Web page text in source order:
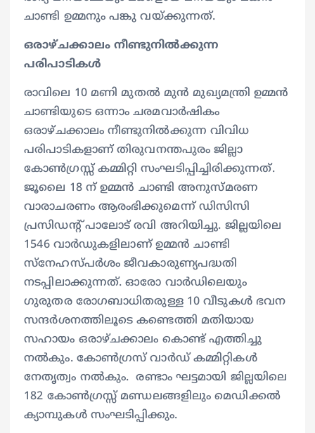
ചാണ്ടി ഉമ്മനും പങ്കു വയ്ക്കുന്നത്.
ഒരാഴ്ചക്കാലം നീണ്ടുനിൽക്കുന്ന
പരിപാടികൾ
രാവിലെ 10 മണി മുതൽ മുന്‍ മുഖ്യമന്ത്രി ഉമ്മന്‍
ചാണ്ടിയുടെ ഒന്നാം ചരമവാര്‍ഷികം
ഒരാഴ്ചക്കാലം നീണ്ടുനില്‍ക്കുന്ന വിവിധ
പരിപാടികളാണ് തിരുവനന്തപുരം ജില്ലാ
കോണ്‍ഗ്രസ്സ് കമ്മിറ്റി സംഘടിപ്പിച്ചിരിക്കുന്നത്.
ജൂലൈ 18 ന് ഉമ്മന്‍ ചാണ്ടി അനുസ്മരണ
വാരാചരണം ആരംഭിക്കുമെന്ന് ഡിസിസി
പ്രസിഡന്റ് പാലോട് രവി അറിയിച്ചു. ജില്ലയിലെ
1546 വാര്‍ഡുകളിലാണ് ഉമ്മന്‍ ചാണ്ടി
സ്‌നേഹസ്പര്‍ശം ജീവകാരുണ്യപദ്ധതി
നടപ്പിലാക്കുന്നത്. ഓരോ വാര്‍ഡിലെയും
ഗുരുതര രോഗബാധിതരുള്ള 10 വീടുകള്‍ ഭവന
സന്ദര്‍ശനത്തിലൂടെ കണ്ടെത്തി മതിയായ
സഹായം ഒരാഴ്ചക്കാലം കൊണ്ട് എത്തിച്ചു
നല്‍കും. കോണ്‍ഗ്രസ് വാര്‍ഡ് കമ്മിറ്റികള്‍
നേതൃത്വം നല്‍കും. രണ്ടാം ഘട്ടമായി ജില്ലയിലെ
182 കോണ്‍ഗ്രസ്സ് മണ്ഡലങ്ങളിലും മെഡിക്കല്‍
ക്യാമ്പുകള്‍ സംഘടിപ്പിക്കും.